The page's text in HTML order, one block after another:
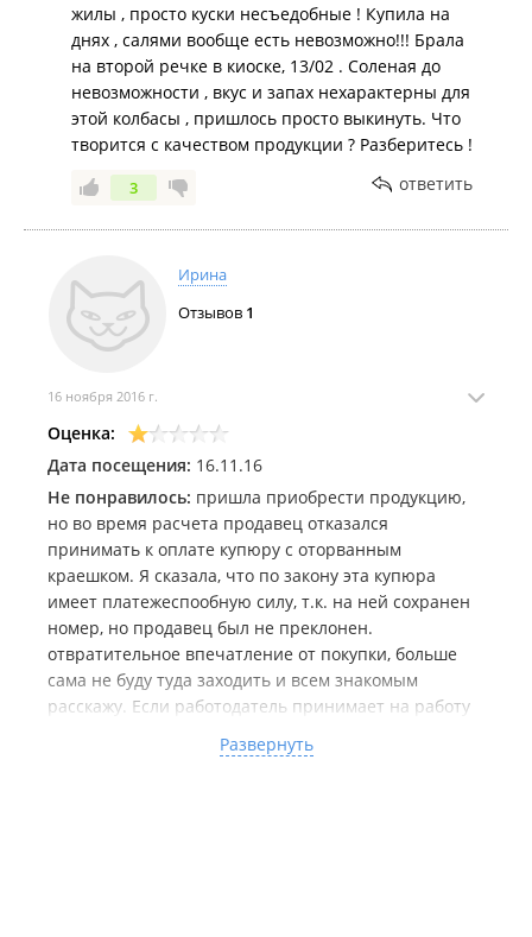
жилы , просто куски несъедобные ! Купила на
днях , салями вообще есть невозможно!!! Брала
на второй речке в киоске, 13/02 . Соленая до
невозможности , вкус и запах нехарактерны для
этой колбасы , пришлось просто выкинуть. Что
творится с качеством продукции ? Разберитесь !
3 ответить
Ирина
Отзывов 1
16 ноября 2016 г.
Оценка:
Дата посещения: 16.11.16
Не понравилось: пришла приобрести продукцию,
но во время расчета продавец отказался
принимать к оплате купюру с оторванным
краешком. Я сказала, что по закону эта купюра
имеет платежеспообную силу, т.к. на ней сохранен
номер, но продавец был не преклонен.
отвратительное впечатление от покупки, больше
сама не буду туда заходить и всем знакомым
расскажу. Если работодатель принимает на работу
на покупателей. Делайте выбор сами, хотите ли вы
Развернуть